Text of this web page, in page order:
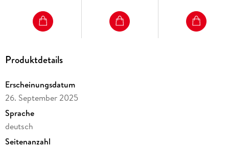
Nach einem tragischen Verlust vor drei Jahren ließ Grayson
Tyler sein Leben in New York hinter sich und machte in der
lieblichen Hügellandschaft der kalifornischen Küste einen
Produktdetails
Erscheinungsdatum
26. September 2025
Sprache
deutsch
Seitenanzahl